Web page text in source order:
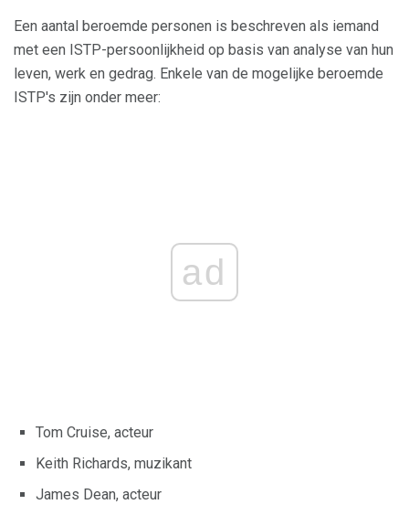
Een aantal beroemde personen is beschreven als iemand
met een ISTP-persoonlijkheid op basis van analyse van hun
leven, werk en gedrag. Enkele van de mogelijke beroemde
ISTP's zijn onder meer:
ad
Tom Cruise, acteur
Keith Richards, muzikant
James Dean, acteur